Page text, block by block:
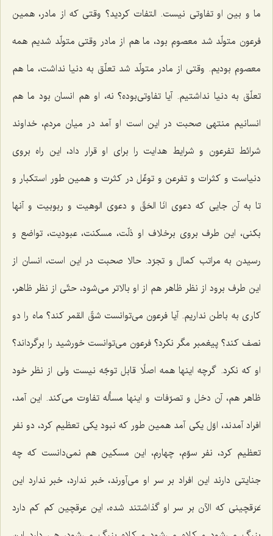
ما و بین او تفاوتی نیست. التفات كردید؟ وقتی كه از مادر، همین
فرعون متولّد شد معصوم بود، ما هم از مادر وقتی متولّد شدیم همه
معصوم بودیم. وقتی از مادر متولّد شد تعلّق به دنیا نداشت، ما هم
تعلّق به دنیا نداشتیم. آیا تفاوتی‌بوده؟ نه، او هم انسان بود ما هم
انسانیم منتهی صحبت در این است او آمد در میان مردم، خداوند
شرائط تفرعون و شرایط هدایت را برای او قرار داد، این راه بروی
دنیاست و كثرات و تفرعن و توغّل در كثرت و همین طور استكبار و
تا به آن جایی كه دعوی‌ انَا الحَقّ ‌ و دعوی الوهیت و ربوبیت و آنها
بكنی، این طرف بروی برخلاف او ذلّت، مسكنت، عبودیت، تواضع و
رسیدن به مراتب كمال و تجرّد. حالا صحبت در این است، انسان از
این طرف برود از نظر ظاهر هم از او بالاتر می‌شود، حتّی از نظر ظاهر،
كاری به باطن نداریم. آیا فرعون می‌توانست شقّ القمر كند؟ ماه را دو
نصف كند؟ پیغمبر مگر نكرد؟ فرعون می‌توانست خورشید را برگرداند؟
او كه نكرد. گرچه اینها همه اصلًا قابل توجّه نیست ولی از نظر خود
ظاهر هم، آن دخل و تصرّفات و اینها مسأله تفاوت می‌كند. این آمد،
افراد آمدند، اوّل یكی آمد همین طور كه نبود یكی تعظیم كرد، دو نفر
تعظیم كرد، نفر سوّم، چهارم، این مسكین هم نمی‌دانست كه چه
جنایتی دارند این افراد بر سر او می‌آورند، خبر ندارد، خبر ندارد این
عَرَقچینی كه الآن بر سر او گذاشتند شده، این عرقچین كم كم دارد